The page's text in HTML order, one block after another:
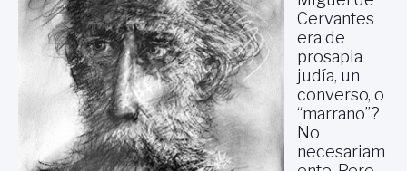
Cervantes
era de
prosapia
judía, un
converso, o
“marrano”?
No
necesariam